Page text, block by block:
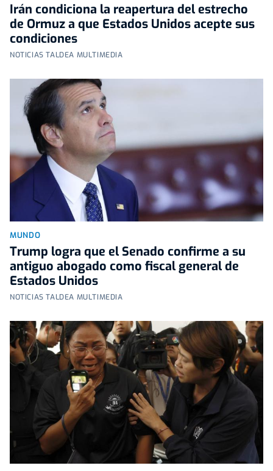
Irán condiciona la reapertura del estrecho
de Ormuz a que Estados Unidos acepte sus
condiciones
NOTICIAS TALDEA MULTIMEDIA
MUNDO
Trump logra que el Senado confirme a su
antiguo abogado como fiscal general de
Estados Unidos
NOTICIAS TALDEA MULTIMEDIA